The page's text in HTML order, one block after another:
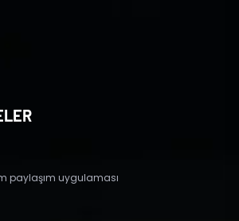
paylaşım uygulaması